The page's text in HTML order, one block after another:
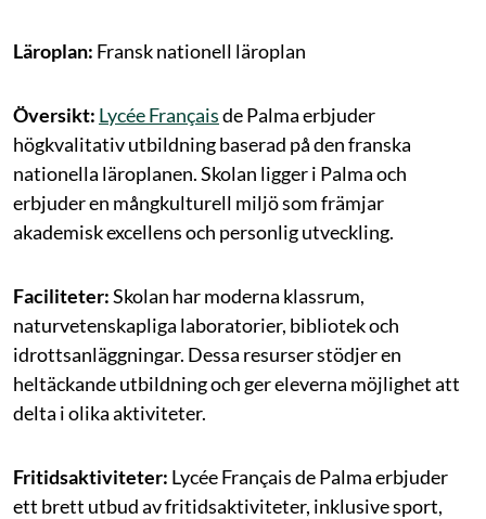
Läroplan: Fransk nationell läroplan
Översikt: Lycée Françaisde Palma erbjuder
högkvalitativ utbildning baserad på den franska
nationella läroplanen. Skolan ligger i Palma och
erbjuder en mångkulturell miljö som främjar
akademisk excellens och personlig utveckling.
Faciliteter:Skolan har moderna klassrum,
naturvetenskapliga laboratorier, bibliotek och
idrottsanläggningar. Dessa resurser stödjer en
heltäckande utbildning och ger eleverna möjlighet att
delta i olika aktiviteter.
Fritidsaktiviteter: Lycée Français de Palma erbjuder
ett brett utbud av fritidsaktiviteter, inklusive sport,